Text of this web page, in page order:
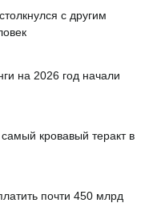
с другим
на 2026 год начали
кровавый теракт в
почти 450 млрд